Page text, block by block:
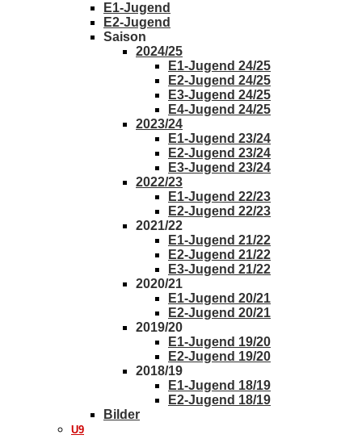
E1-Jugend
E2-Jugend
Saison
2024/25
E1-Jugend 24/25
E2-Jugend 24/25
E3-Jugend 24/25
E4-Jugend 24/25
2023/24
E1-Jugend 23/24
E2-Jugend 23/24
E3-Jugend 23/24
2022/23
E1-Jugend 22/23
E2-Jugend 22/23
2021/22
E1-Jugend 21/22
E2-Jugend 21/22
E3-Jugend 21/22
2020/21
E1-Jugend 20/21
E2-Jugend 20/21
2019/20
E1-Jugend 19/20
E2-Jugend 19/20
2018/19
E1-Jugend 18/19
E2-Jugend 18/19
Bilder
U9